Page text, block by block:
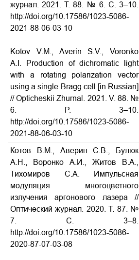
журнал. 2021. Т. 88. № 6. С. 3–10.
http://doi.org/10.17586/1023-5086-
2021-88-06-03-10
Kotov V.M., Averin S.V., Voronko
A.I. Production of dichromatic light
with a rotating polarization vector
using a single Bragg cell [in Russian]
// Opticheskii Zhurnal. 2021. V. 88. №
6. P. 3–10.
http://doi.org/10.17586/1023-5086-
2021-88-06-03-10
Котов В.М., Аверин С.В., Булюк
А.Н., Воронко А.И., Житов В.А.,
Тихомиров С.А. Импульсная
модуляция многоцветного
излучения аргонового лазера //
Оптический журнал. 2020. Т. 87. №
7. С. 3–8.
http://doi.org/10.17586/1023-5086-
2020-87-07-03-08